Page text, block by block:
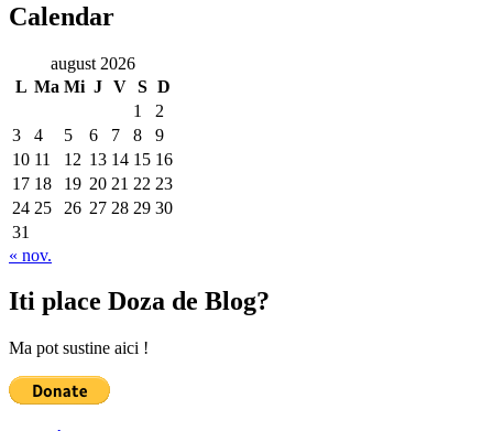
Calendar
august 2026
L Ma Mi J V S D
1
2
3
4 5 6 7 8
9
10 11 12 13 14 15 16
17 18 19 20 21 22 23
24 25 26 27 28 29 30
31
« nov.
Iti place Doza de Blog?
Ma pot sustine aici !